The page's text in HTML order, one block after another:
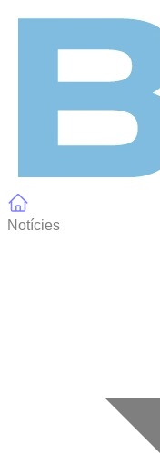
Notícies